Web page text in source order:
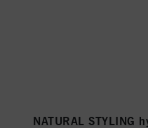
NATURAL STYLING